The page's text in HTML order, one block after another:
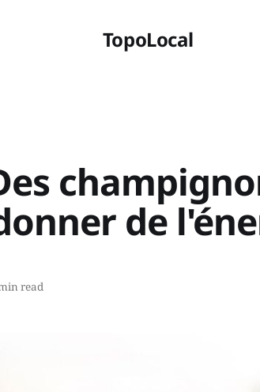
TopoLocal
de
read